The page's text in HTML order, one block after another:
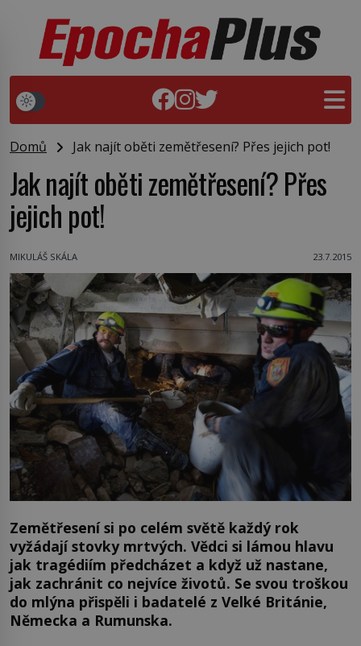
Domů Jak najít oběti zemětřesení? Přes jejich pot!
Jak najít oběti zemětřesení? Přes
jejich pot!
MIKULÁŠ SKÁLA 23.7.2015
Zemětřesení si po celém světě každý rok
vyžádají stovky mrtvých. Vědci si lámou hlavu
jak tragédiím předcházet a když už nastane,
jak zachránit co nejvíce životů. Se svou troškou
do mlýna přispěli i badatelé z Velké Británie,
Německa a Rumunska.